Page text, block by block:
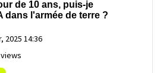
de 10 ans, puis-je
dans l'armée de terre ?
2025 14:36